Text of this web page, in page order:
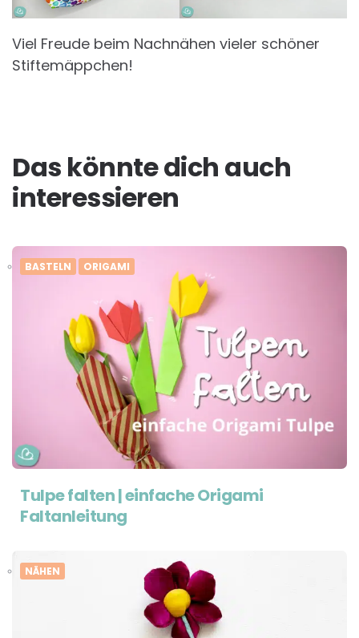
Viel Freude beim Nachnähen vieler schöner
Stiftemäppchen!
Das könnte dich auch
interessieren
BASTELN ORIGAMI
Tulpe falten | einfache Origami
Faltanleitung
NÄHEN